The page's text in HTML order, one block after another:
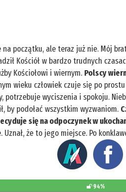
na początku, ale teraz już nie. Mój
Kościół w bardzo trudnych
Kościołowi i wiernym. Polscy
wieku człowiek czuje się po
potrzebuje wyciszenia i spokoju.
by podołać wszystkim wyzwaniom.
się na odpoczynek w
że to jego miejsce. Po
94%